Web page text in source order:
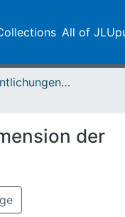
All of
Zweitveröffentlichungen (grüner Weg)
der